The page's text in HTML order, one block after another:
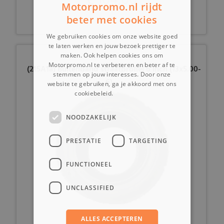
(215A1a) Buitenband straatprofiel 6 inch (13x5.00-
6)
Motorpromo.nl rijdt
beter met cookies
We gebruiken cookies om onze website goed
te laten werken en jouw bezoek prettiger te
maken. Ook helpen cookies ons om
Motorpromo.nl te verbeteren en beter af te
stemmen op jouw interesses. Door onze
website te gebruiken, ga je akkoord met ons
cookiebeleid.
NOODZAKELIJK
PRESTATIE TARGETING
FUNCTIONEEL
UNCLASSIFIED
ALLES ACCEPTEREN